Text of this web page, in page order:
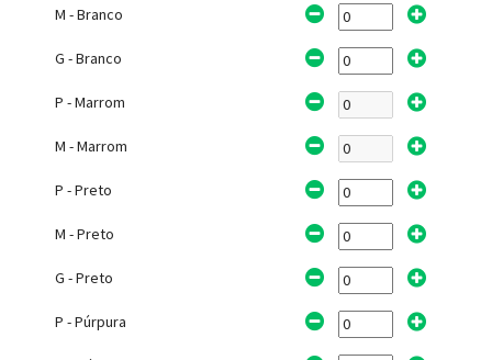
M - Branco
G - Branco
P - Marrom
M - Marrom
P - Preto
M - Preto
G - Preto
P - Púrpura